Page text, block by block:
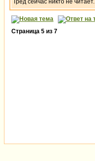
Тред сейчас никто не читает.
Страница 5 из 7